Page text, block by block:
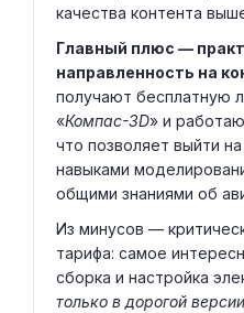
качества контента
Главный плюс —
направленность на
получают бесплатную
«Компас-3D» и
что позволяет выйти
навыками
общими знаниями об
Из минусов —
тарифа: самое
сборка и настройка
только в дорогой